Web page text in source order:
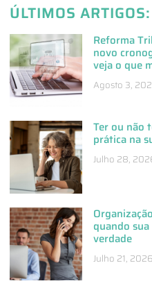
ÚLTIMOS ARTIGOS:
Reforma
novo
veja o que
Agosto 3,
Ter ou não
prática na
Julho 28,
quando
verdade
Julho 21, 2026